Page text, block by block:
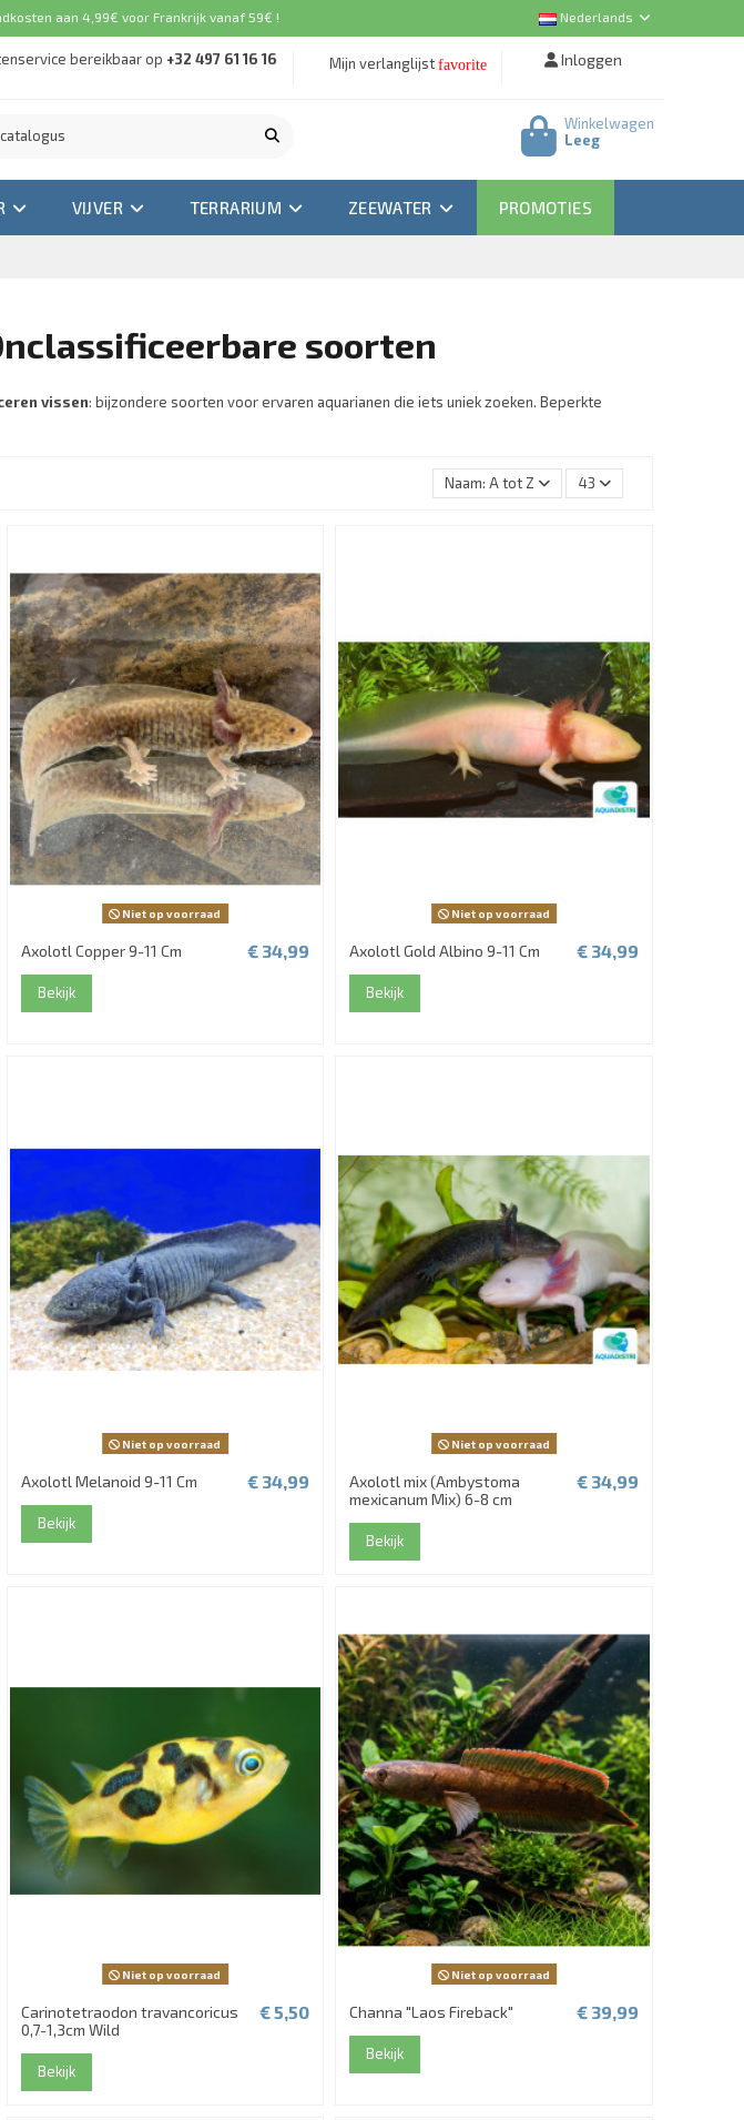
aan 4,99€ voor Frankrijk vanaf 59€ ! Nederlands
bereikbaar op +32 497 61 16 16 Mijn verlanglijst favorite Inloggen
Winkelwagen
Leeg
VIJVER TERRARIUM ZEEWATER PROMOTIES
soorten
vissen: bijzondere soorten voor ervaren aquarianen die iets uniek zoeken. Beperkte
Naam: A tot Z 43
Niet op voorraad
Axolotl Copper 9-11 Cm € 34,99
Bekijk
Niet op voorraad
Axolotl Gold Albino 9-11 Cm € 34,99
Bekijk
Niet op voorraad
Axolotl Melanoid 9-11 Cm € 34,99
Bekijk
Niet op voorraad
Axolotl mix (Ambystoma
mexicanum Mix) 6-8 cm
€ 34,99
Bekijk
Niet op voorraad
Carinotetraodon travancoricus
0,7-1,3cm Wild
€ 5,50
Bekijk
Niet op voorraad
Channa "Laos Fireback" € 39,99
Bekijk